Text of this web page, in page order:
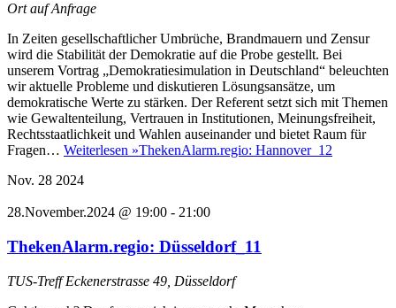
Ort auf Anfrage
In Zeiten gesellschaftlicher Umbrüche, Brandmauern und Zensur
wird die Stabilität der Demokratie auf die Probe gestellt. Bei
unserem Vortrag „Demokratiesimulation in Deutschland“ beleuchten
wir aktuelle Probleme und diskutieren Lösungsansätze, um
demokratische Werte zu stärken. Der Referent setzt sich mit Themen
wie Gewaltenteilung, Vertrauen in Institutionen, Meinungsfreiheit,
Rechtsstaatlichkeit und Wahlen auseinander und bietet Raum für
Fragen… Weiterlesen »ThekenAlarm.regio: Hannover_12
Nov. 28 2024
28.November.2024 @ 19:00 - 21:00
ThekenAlarm.regio: Düsseldorf_11
TUS-TreffEckenerstrasse 49, Düsseldorf